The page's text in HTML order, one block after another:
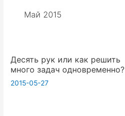
Май 2015
Десять рук или как решить
много задач одновременно?
2015-05-27